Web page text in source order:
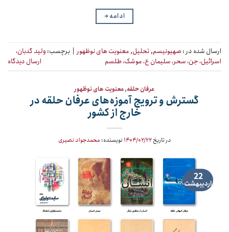
ادامه→
ارسال شده در : صهیونیسم, تحلیل, معنویت های نوظهور | برچسب: ولید گدبان،
اسرائیل، جن، سحر، سلیمان ع، موشک، طلسم
ارسال دیدگاه
عرفان حلقه,معنویت های نوظهور
گسترش و ترویج آموزه‌های عرفان حلقه در
خارج از کشور
در تاریخ۱۴۰۴/۰۲/۲۲ نویسنده: محمدجواد نصیری
22
اردیبهشت